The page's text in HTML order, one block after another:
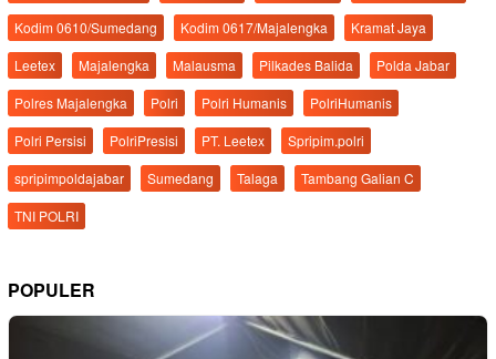
Kodim 0610/Sumedang
Kodim 0617/Majalengka
Kramat Jaya
Leetex
Majalengka Malausma Pilkades Balida
Polda Jabar
Polres Majalengka
Polri Polri Humanis
PolriHumanis
Polri Persisi
PolriPresisi PT. Leetex
Spripim.polri
spripimpoldajabar
Sumedang Talaga
Tambang Galian C
TNI POLRI
POPULER